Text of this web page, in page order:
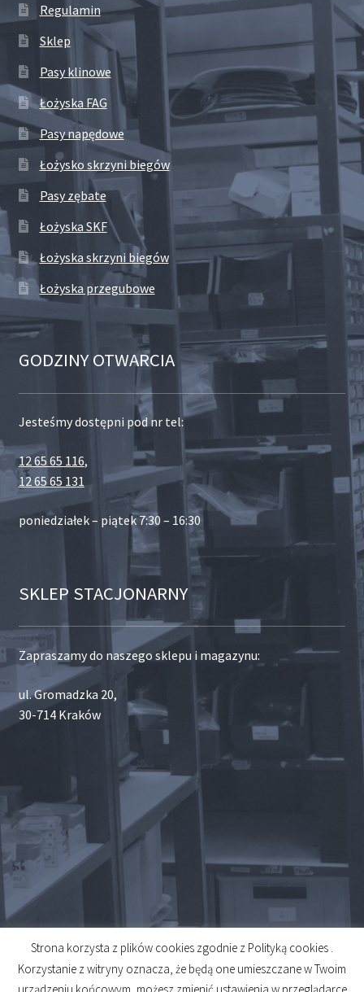
Regulamin
Sklep
Pasy klinowe
Łożyska FAG
Pasy napędowe
Łożysko skrzyni biegów
Pasy zębate
Łożyska SKF
Łożyska skrzyni biegów
Łożyska przegubowe
GODZINY OTWARCIA
Jesteśmy dostępni pod nr tel:
12 65 65 116,
12 65 65 131
poniedziałek – piątek 7:30 – 16:30
SKLEP STACJONARNY
Zapraszamy do naszego sklepu i magazynu:
ul. Gromadzka 20,
30-714 Kraków
© 2026
Created byMidero
Strona korzysta z plików cookies zgodnie z Polityką cookies .
Korzystanie z witryny oznacza, że będą one umieszczane w Twoim